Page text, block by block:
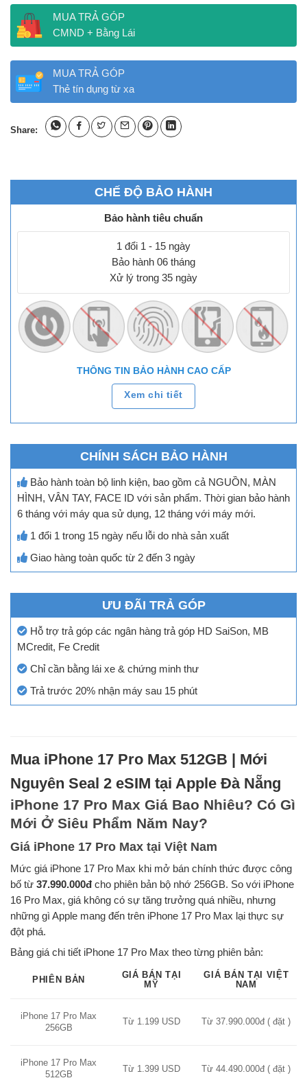
MUA TRẢ GÓP
CMND + Bằng Lái
MUA TRẢ GÓP
Thẻ tín dụng từ xa
Share:
CHẾ ĐỘ BẢO HÀNH
Bảo hành tiêu chuẩn
1 đổi 1 - 15 ngày
Bảo hành 06 tháng
Xử lý trong 35 ngày
THÔNG TIN BẢO HÀNH CAO CẤP
Xem chi tiết
CHÍNH SÁCH BẢO HÀNH
Bảo hành toàn bộ linh kiện, bao gồm cả NGUỒN, MÀN
HÌNH, VÂN TAY, FACE ID với sản phẩm. Thời gian bảo hành
6 tháng với máy qua sử dụng, 12 tháng với máy mới.
1 đổi 1 trong 15 ngày nếu lỗi do nhà sản xuất
Giao hàng toàn quốc từ 2 đến 3 ngày
ƯU ĐÃI TRẢ GÓP
Hỗ trợ trả góp các ngân hàng trả góp HD SaiSon, MB
MCredit, Fe Credit
Chỉ cần bằng lái xe & chứng minh thư
Trả trước 20% nhận máy sau 15 phút
Mua iPhone 17 Pro Max 512GB | Mới
Nguyên Seal 2 eSIM tại Apple Đà Nẵng
iPhone 17 Pro Max Giá Bao Nhiêu? Có Gì
Mới Ở Siêu Phẩm Năm Nay?
Giá iPhone 17 Pro Max tại Việt Nam
Mức giá iPhone 17 Pro Max khi mở bán chính thức được công
bố từ 37.990.000đ cho phiên bản bộ nhớ 256GB. So với iPhone
16 Pro Max, giá không có sự tăng trưởng quá nhiều, nhưng
những gì Apple mang đến trên iPhone 17 Pro Max lại thực sự
đột phá.
Bảng giá chi tiết iPhone 17 Pro Max theo từng phiên bản:
PHIÊN BẢN
GIÁ BÁN TẠI
MỸ
GIÁ BÁN TẠI VIỆT
NAM
iPhone 17 Pro Max
256GB
Từ 1.199 USD Từ 37.990.000đ ( đặt )
iPhone 17 Pro Max
512GB
Từ 1.399 USD Từ 44.490.000đ ( đặt )